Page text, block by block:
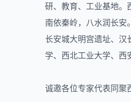
研、教育、工业基地。
南依秦岭，八水润长
长安城大明宫遗址、
学、西北工业大学、西
诚邀各位专家代表同聚